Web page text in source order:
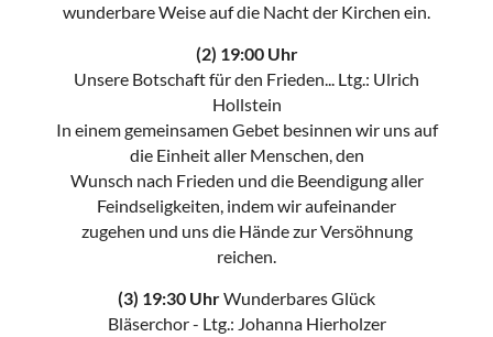
wunderbare Weise auf die Nacht der Kirchen ein.
(2) 19:00 Uhr
Unsere Botschaft für den Frieden... Ltg.: Ulrich
Hollstein
In einem gemeinsamen Gebet besinnen wir uns auf
die Einheit aller Menschen, den
Wunsch nach Frieden und die Beendigung aller
Feindseligkeiten, indem wir aufeinander
zugehen und uns die Hände zur Versöhnung
reichen.
(3) 19:30 UhrWunderbares Glück
Bläserchor - Ltg.: Johanna Hierholzer